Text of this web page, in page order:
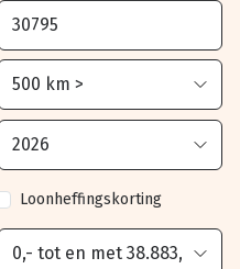
Loonheffingskorting